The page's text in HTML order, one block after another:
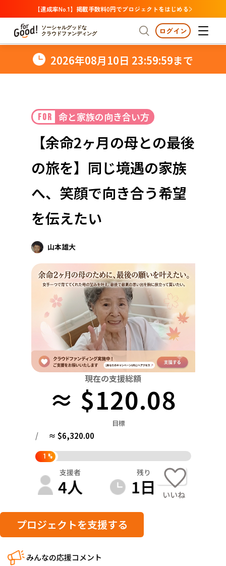
【達成率No.1】掲載手数料0円でプロジェクトをはじめる
ソーシャルグッドな
クラウドファンディング
カテゴリーからさがす 国際協力
人権・マイノリティ
関東
中部
九州・沖縄
プロジェクトからさがす
支援人数が多い
終了日が近い
カテゴリーからさがす
国際協力 医療・福祉
子ども・教育
地域活性 フード・農業
文化
環境・エシカル
人権・マイノリティ
社会貢献
地域からさがす
北海道 青森 岩手
茨城 栃木
富山 石川 福井 山梨 長野
滋賀 京都 大阪 兵庫 奈良
島根 岡山 広島 山口
香川 愛媛 高知
九州・沖縄
熊本
ログイン
2026年08月10日 23:59:59まで
FOR 命と家族の向き合い方
【余命2ヶ月の母との最後
の旅を】同じ境遇の家族
へ、笑顔で向き合う希望
を伝えたい
山本雄大
現在の支援総額
≈ $120.08
目標
/ ≈ $6,320.00
1 %
支援者
4人
残り
1日 いいね
プロジェクトを支援する
みんなの応援コメント